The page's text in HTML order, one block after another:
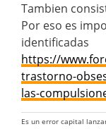
Tambien
Por eso es
identificadas
https://
trastorno-
las-
Es un error capital